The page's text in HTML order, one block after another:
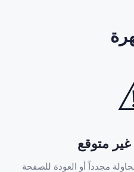
متوقع
مجدداً أو العودة للصفحة